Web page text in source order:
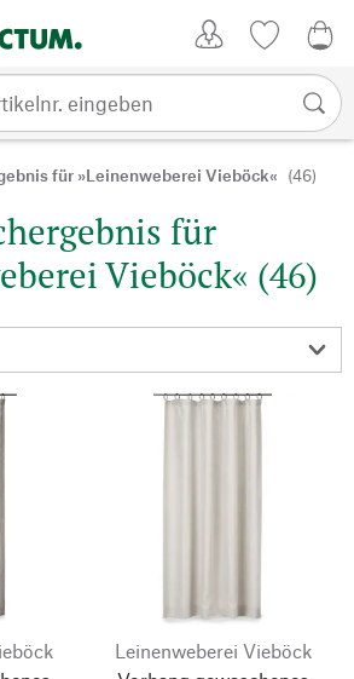
für »Leinenweberei Vieböck« (46)
für
Vieböck« (46)
Leinenweberei Vieböck